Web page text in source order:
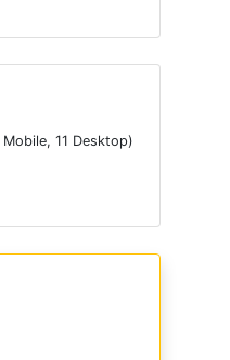
Mobile, 11 Desktop)